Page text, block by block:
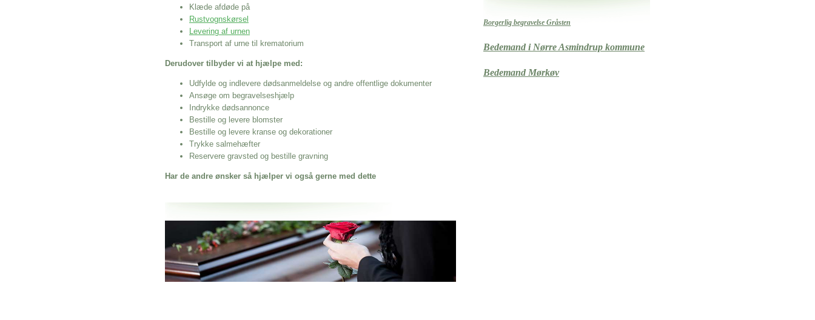
Klæde afdøde på
Rustvognskørsel
Levering af urnen
Transport af urne til krematorium
Derudover tilbyder vi at hjælpe med:
Udfylde og indlevere dødsanmeldelse og andre offentlige dokumenter
Ansøge om begravelseshjælp
Indrykke dødsannonce
Bestille og levere blomster
Bestille og levere kranse og dekorationer
Trykke salmehæfter
Reservere gravsted og bestille gravning
Har de andre ønsker så hjælper vi også gerne med dette
Her hos os får du altid en god afslutning når det gælder
Udkørsel Med Gravpynt Til Vestbjerg Kirkegårde
vi hjælper i alle faser af begravelsel
Borgerlig begravelse Gråsten
Bedemand i Nørre Asmindrup kommune
Bedemand Mørkøv